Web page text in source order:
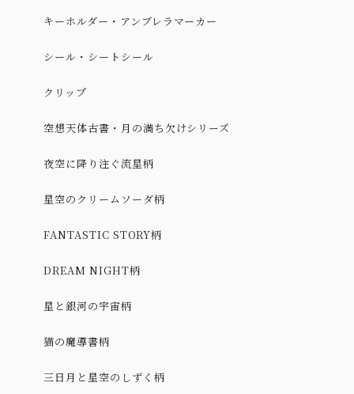
キーホルダー・アンブレラマーカー
シール・シートシール
クリップ
空想天体古書・月の満ち欠けシリーズ
夜空に降り注ぐ流星柄
星空のクリームソーダ柄
FANTASTIC STORY柄
DREAM NIGHT柄
星と銀河の宇宙柄
猫の魔導書柄
三日月と星空のしずく柄